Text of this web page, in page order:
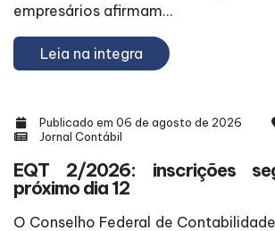
empresários afirmam...
Leia na integra
Publicado em 06 de agosto de 2026
Jornal Contábil
EQT 2/2026: inscrições
próximo dia 12
O Conselho Federal de